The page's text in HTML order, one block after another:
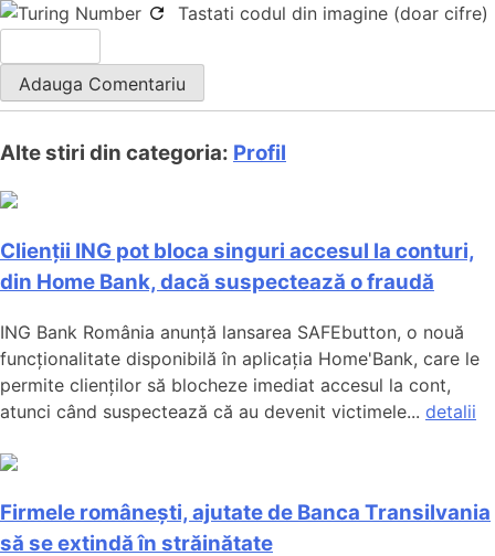
Tastati codul din imagine (doar cifre)
Alte stiri din categoria: Profil
Clienții ING pot bloca singuri accesul la conturi,
din Home Bank, dacă suspectează o fraudă
ING Bank România anunță lansarea SAFEbutton, o nouă
funcționalitate disponibilă în aplicația Home'Bank, care le
permite clienților să blocheze imediat accesul la cont,
atunci când suspectează că au devenit victimele... detalii
Firmele românești, ajutate de Banca Transilvania
să se extindă în străinătate